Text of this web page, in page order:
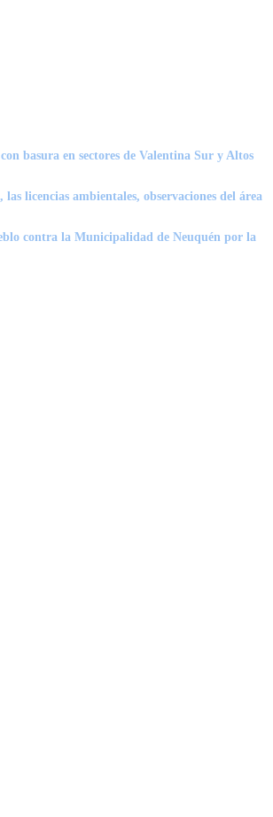
basura en sectores de Valentina Sur y Altos
licencias ambientales, observaciones del área
contra la Municipalidad de Neuquén por la